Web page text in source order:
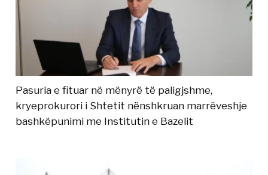
Pasuria e fituar në mënyrë të paligjshme,
kryeprokurori i Shtetit nënshkruan marrëveshje
bashkëpunimi me Institutin e Bazelit